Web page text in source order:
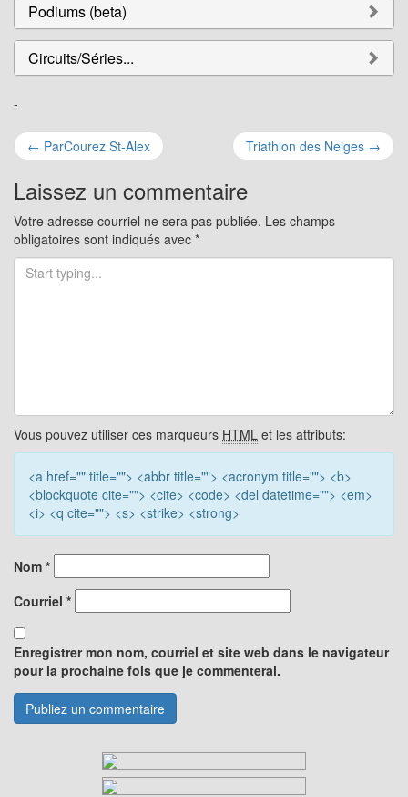
Podiums (beta)
Circuits/Séries...
-
Navigation
pour
les
articles
← ParCourez St-Alex Triathlon des Neiges →
Laissez un commentaire
Votre adresse courriel ne sera pas publiée. Les champs
obligatoires sont indiqués avec *
Vous pouvez utiliser ces marqueurs HTML et les attributs:
<a href="" title=""> <abbr title=""> <acronym title=""> <b>
<blockquote cite=""> <cite> <code> <del datetime=""> <em>
<i> <q cite=""> <s> <strike> <strong>
Nom *
Courriel *
Enregistrer mon nom, courriel et site web dans le navigateur
pour la prochaine fois que je commenterai.